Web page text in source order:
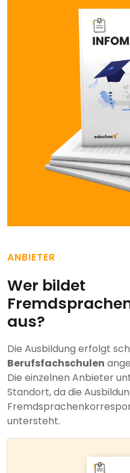
ANBIETER
Wer bildet
aus?
Die Ausbildung erfolgt
Berufsfachschulen
Die einzelnen Anbieter
Standort, da die
untersteht.